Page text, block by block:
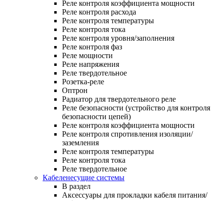
Реле контроля коэффициента мощности
Реле контроля расхода
Реле контроля температуры
Реле контроля тока
Реле контроля уровня/заполнения
Реле контроля фаз
Реле мощности
Реле напряжения
Реле твердотельное
Розетка-реле
Оптрон
Радиатор для твердотельного реле
Реле безопасности (устройство для контроля
безопасности цепей)
Реле контроля коэффициента мощности
Реле контроля спротивления изоляции/
заземления
Реле контроля температуры
Реле контроля тока
Реле твердотельное
Кабеленесущие системы
В раздел
Аксессуары для прокладки кабеля питания/